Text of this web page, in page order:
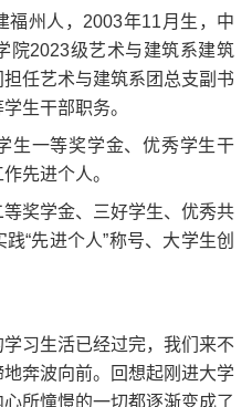
福州人，2003年11月生，中
院2023级艺术与建筑系建筑
任艺术与建筑系团总支副书
学生干部职务。
生一等奖学金、优秀学生干
先进个人。
等奖学金、三好学生、优秀共
“先进个人”称号、大学生创
习生活已经过完，我们来不
奔波向前。回想起刚进大学
所憧憬的一切都逐渐变成了